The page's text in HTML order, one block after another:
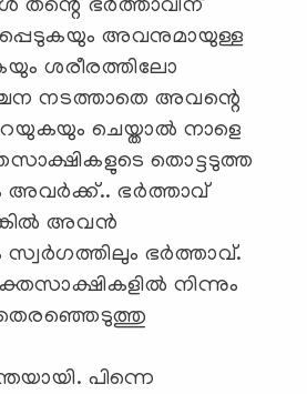
തന്റെ ഭര്‍ത്താവിന്
അവനുമായുള്ള
ശരീരത്തിലോ
നടത്താതെ അവന്റെ
ചെയ്താല്‍ നാളെ
തൊട്ടടുത്ത
അവര്‍ക്ക്.. ഭര്‍ത്താവ്
അവന്‍
സ്വര്‍ഗത്തിലും ഭര്‍ത്താവ്.
നിന്നും
പിന്നെ